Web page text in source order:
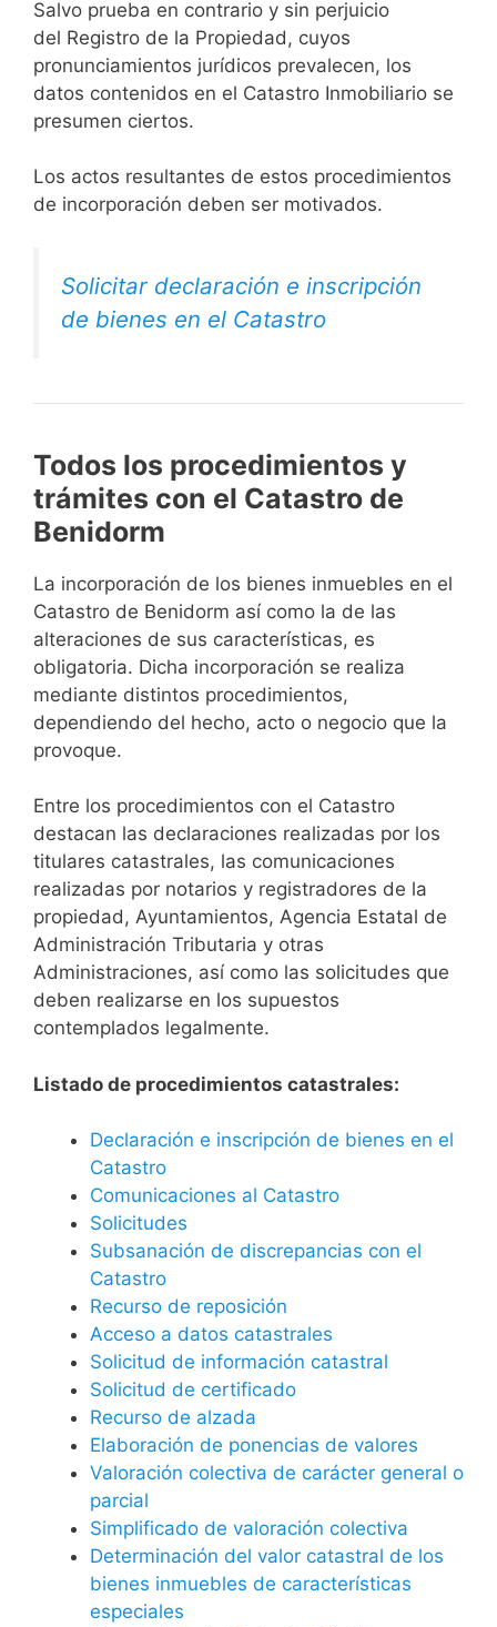
Salvo prueba en contrario y sin perjuicio
del Registro de la Propiedad, cuyos
pronunciamientos jurídicos prevalecen, los
datos contenidos en el Catastro Inmobiliario se
presumen ciertos.
Los actos resultantes de estos procedimientos
de incorporación deben ser motivados.
Solicitar declaración e inscripción
de bienes en el Catastro
Todos los procedimientos y
trámites con el Catastro de
Benidorm
La incorporación de los bienes inmuebles en el
Catastro de Benidorm así como la de las
alteraciones de sus características, es
obligatoria. Dicha incorporación se realiza
mediante distintos procedimientos,
dependiendo del hecho, acto o negocio que la
provoque.
Entre los procedimientos con el Catastro
destacan las declaraciones realizadas por los
titulares catastrales, las comunicaciones
realizadas por notarios y registradores de la
propiedad, Ayuntamientos, Agencia Estatal de
Administración Tributaria y otras
Administraciones, así como las solicitudes que
deben realizarse en los supuestos
contemplados legalmente.
Listado de procedimientos catastrales:
Declaración e inscripción de bienes en el
Catastro
Comunicaciones al Catastro
Solicitudes
Subsanación de discrepancias con el
Catastro
Recurso de reposición
Acceso a datos catastrales
Solicitud de información catastral
Solicitud de certificado
Recurso de alzada
Elaboración de ponencias de valores
Valoración colectiva de carácter general o
parcial
Simplificado de valoración colectiva
Determinación del valor catastral de los
bienes inmuebles de características
especiales